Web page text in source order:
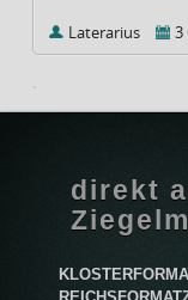
Laterarius 3
direkt